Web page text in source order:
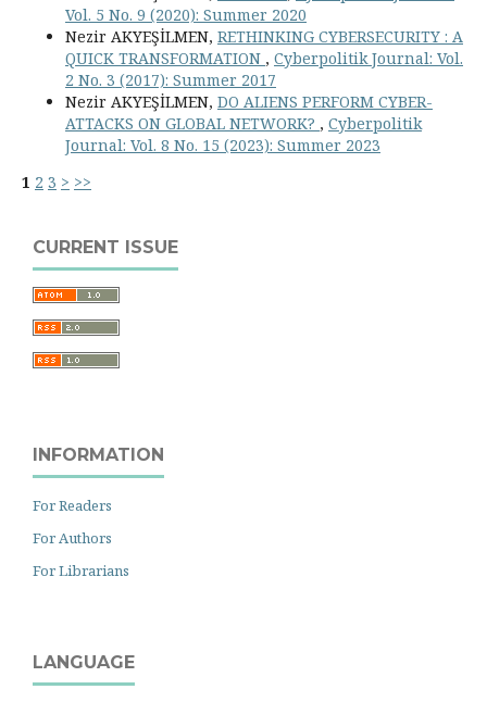
Vol. 5 No. 9 (2020): Summer 2020
Nezir AKYEŞİLMEN, RETHINKING CYBERSECURITY : A
QUICK TRANSFORMATION , Cyberpolitik Journal: Vol.
2 No. 3 (2017): Summer 2017
Nezir AKYEŞİLMEN, DO ALIENS PERFORM CYBER-
ATTACKS ON GLOBAL NETWORK? , Cyberpolitik
Journal: Vol. 8 No. 15 (2023): Summer 2023
1 2 3 > >>
CURRENT ISSUE
INFORMATION
For Readers
For Authors
For Librarians
LANGUAGE